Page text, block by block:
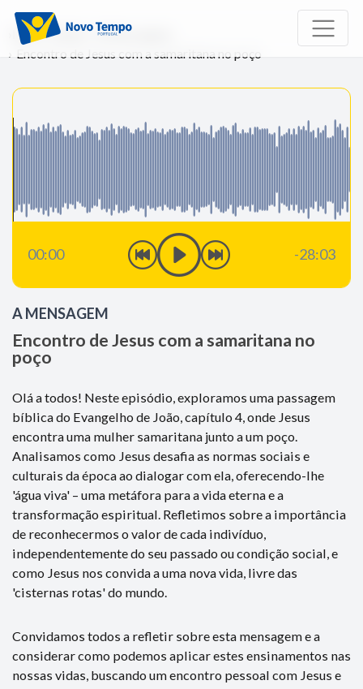
Início Rádio
A Mensagem
Encontro de Jesus com a samaritana no poço
00:00 -28:03
A MENSAGEM
Encontro de Jesus com a samaritana no
poço
Olá a todos! Neste episódio, exploramos uma passagem
bíblica do Evangelho de João, capítulo 4, onde Jesus
encontra uma mulher samaritana junto a um poço.
Analisamos como Jesus desafia as normas sociais e
culturais da época ao dialogar com ela, oferecendo-lhe
'água viva' – uma metáfora para a vida eterna e a
transformação espiritual. Refletimos sobre a importância
de reconhecermos o valor de cada indivíduo,
independentemente do seu passado ou condição social, e
como Jesus nos convida a uma nova vida, livre das
'cisternas rotas' do mundo.
Convidamos todos a refletir sobre esta mensagem e a
considerar como podemos aplicar estes ensinamentos nas
nossas vidas, buscando um encontro pessoal com Jesus e